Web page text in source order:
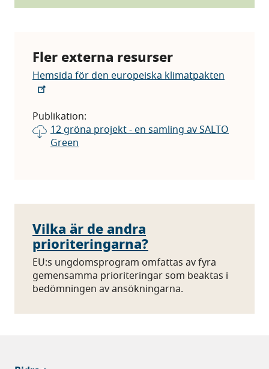
Fler externa resurser
Hemsida för den europeiska klimatpakten
Publikation:
12 gröna projekt - en samling av SALTO
Green
Vilka är de andra
prioriteringarna?
EU:s ungdomsprogram omfattas av fyra
gemensamma prioriteringar som beaktas i
bedömningen av ansökningarna.